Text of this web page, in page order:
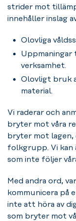
strider mot
innehåller inslag
Olovliga
verksamhet.
Olovligt bruk
material.
Vi raderar och
bryter mot våra
bryter mot lagen,
folkgrupp. Vi kan
som inte följer
Med andra ord,
kommunicera på
inte att höra av
som bryter mot